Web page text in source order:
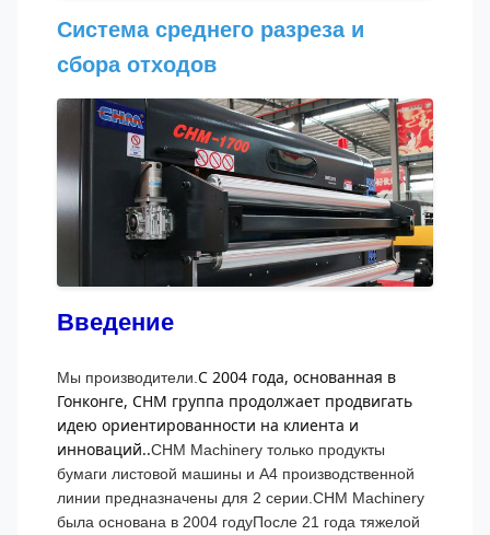
Система среднего разреза и
сбора отходов
Введение
Мы производители. С 2004 года, основанная в
Гонконге, CHM группа продолжает продвигать
идею ориентированности на клиента и
инноваций..CHM Machinery только продукты
бумаги листовой машины и А4 производственной
линии предназначены для 2 серии.CHM Machinery
была основана в 2004 годуПосле 21 года тяжелой